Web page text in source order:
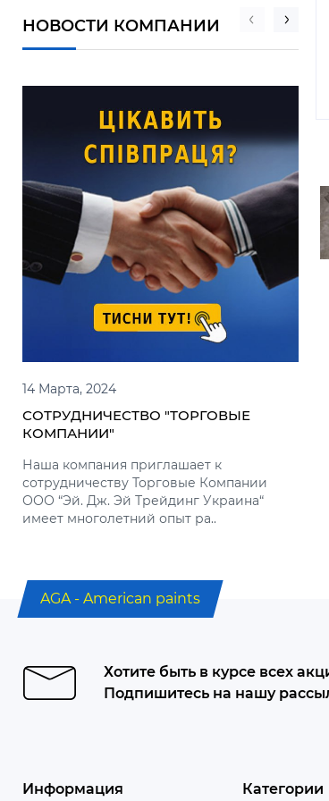
НОВОСТИ КОМПАНИИ
14 Марта, 2024
СОТРУДНИЧЕСТВО "ТОРГОВЫЕ
КОМПАНИИ"
Наша компания приглашает к
сотрудничеству Торговые Компании
ООО “Эй. Дж. Эй Трейдинг Украина“
имеет многолетний опыт ра..
AGA - American paints
Хотите быть в курсе всех
Подпишитесь на нашу
Информация Категории